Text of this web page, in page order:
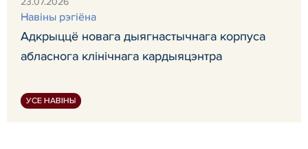
Навiны рэгiёна
Адкрыццё новага дыягнастычнага корпуса
абласнога клінічнага кардыяцэнтра
УСЕ НАВІНЫ